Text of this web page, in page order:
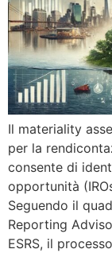
Il materiality
per la
consente di
opportunità
Seguendo il
Reporting
ESRS, il